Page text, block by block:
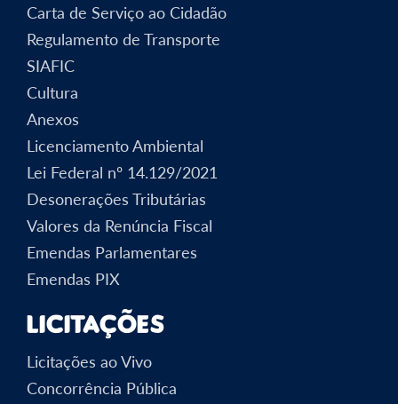
Carta de Serviço ao Cidadão
Regulamento de Transporte
SIAFIC
Cultura
Anexos
Licenciamento Ambiental
Lei Federal nº 14.129/2021
Desonerações Tributárias
Valores da Renúncia Fiscal
Emendas Parlamentares
Emendas PIX
Licitações
Licitações ao Vivo
Concorrência Pública